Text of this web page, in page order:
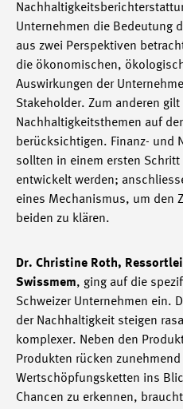
Unternehmen die Bedeutung
aus zwei Perspektiven
die ökonomischen,
Auswirkungen der
Stakeholder. Zum anderen
Nachhaltigkeitsthemen auf
berücksichtigen. Finanz- und
sollten in einem ersten
entwickelt werden;
eines Mechanismus, um den
beiden zu klären.
Dr. Christine Roth,
Swissmem, ging auf die
Schweizer Unternehmen ein.
der Nachhaltigkeit steigen
komplexer. Neben den
Produkten rücken
Wertschöpfungsketten ins
Chancen zu erkennen,